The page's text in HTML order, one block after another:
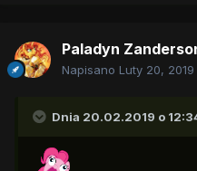
Paladyn
Napisano Luty 20, 2019
Dnia 20.02.2019 o